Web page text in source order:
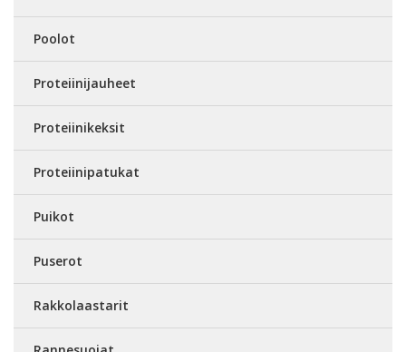
Poolot
Proteiinijauheet
Proteiinikeksit
Proteiinipatukat
Puikot
Puserot
Rakkolaastarit